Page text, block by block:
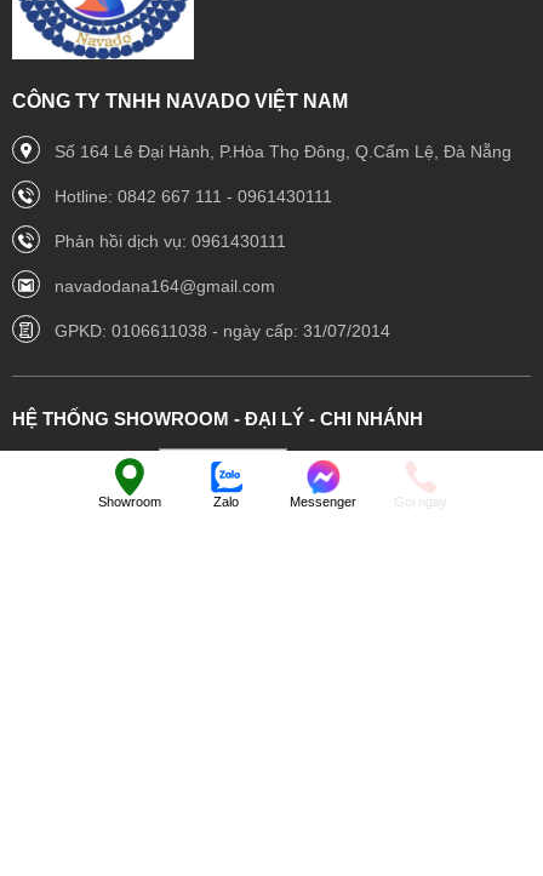
CÔNG TY TNHH NAVADO VIỆT NAM
Số 164 Lê Đại Hành, P.Hòa Thọ Đông, Q.Cẩm Lệ, Đà Nẵng
Hotline: 0842 667 111 - 0961430111
Phản hồi dịch vụ: 0961430111
navadodana164@gmail.com
GPKD: 0106611038 - ngày cấp: 31/07/2014
HỆ THỐNG SHOWROOM - ĐẠI LÝ - CHI NHÁNH
Chọn khu vực:
Showroom Zalo Messenger Gọi ngay